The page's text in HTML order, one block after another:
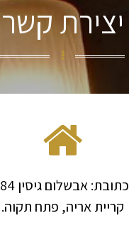
יצירת קשר
כתובת: אבשלום גיסין 84,
קריית אריה, פתח תקוה.